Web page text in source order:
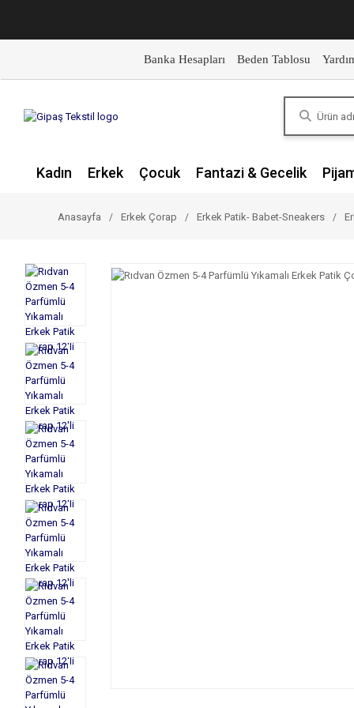
Banka Hesapları Beden Tablosu
Kadın Erkek Çocuk Fantazi & Gecelik
Anasayfa Erkek Çorap Erkek Patik- Babet-Sneakers